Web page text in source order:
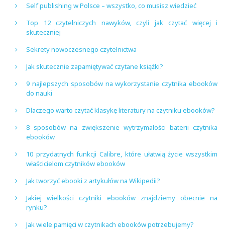
Self publishing w Polsce – wszystko, co musisz wiedzieć
Top 12 czytelniczych nawyków, czyli jak czytać więcej i
skuteczniej
Sekrety nowoczesnego czytelnictwa
Jak skutecznie zapamiętywać czytane książki?
9 najlepszych sposobów na wykorzystanie czytnika ebooków
do nauki
Dlaczego warto czytać klasykę literatury na czytniku ebooków?
8 sposobów na zwiększenie wytrzymałości baterii czytnika
ebooków
10 przydatnych funkcji Calibre, które ułatwią życie wszystkim
właścicielom czytników ebooków
Jak tworzyć ebooki z artykułów na Wikipedii?
Jakiej wielkości czytniki ebooków znajdziemy obecnie na
rynku?
Jak wiele pamięci w czytnikach ebooków potrzebujemy?